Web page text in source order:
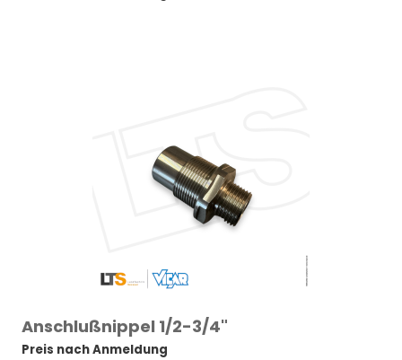
Anschlußnippel 1/2-3/4"
Preis nach Anmeldung